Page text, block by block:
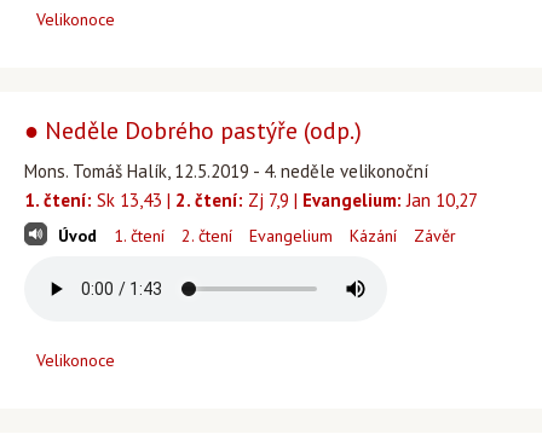
Velikonoce
● Neděle Dobrého pastýře (odp.)
Mons. Tomáš Halík, 12.5.2019 - 4. neděle velikonoční
1. čtení: Sk 13,43 | 2. čtení: Zj 7,9 | Evangelium: Jan 10,27
Úvod 1. čtení 2. čtení Evangelium Kázání Závěr
Velikonoce